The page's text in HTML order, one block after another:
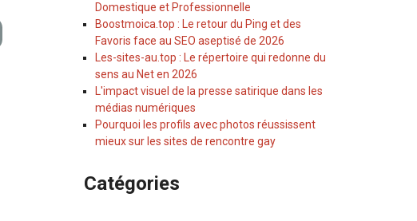
Domestique et Professionnelle
Boostmoica.top : Le retour du Ping et des
Favoris face au SEO aseptisé de 2026
Les-sites-au.top : Le répertoire qui redonne du
sens au Net en 2026
L'impact visuel de la presse satirique dans les
médias numériques
Pourquoi les profils avec photos réussissent
mieux sur les sites de rencontre gay
Catégories